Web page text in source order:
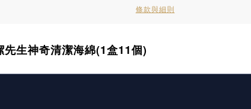
條款與細則
生神奇清潔海綿(1盒11個)